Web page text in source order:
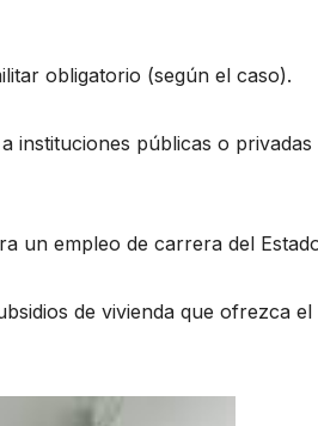
obligatorio (según el caso).
instituciones públicas o privadas
un empleo de carrera del
de vivienda que ofrezca el